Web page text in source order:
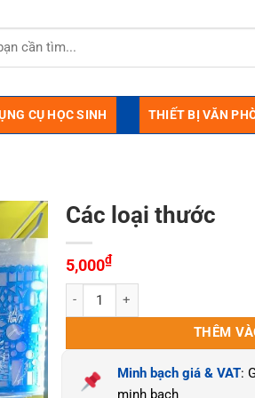
CỤ HỌC SINH THIẾT BỊ VĂN
Các loại thước
5,000₫
Các loại thước số lượng
THÊM
Minh bạch giá & VAT:
minh bạch